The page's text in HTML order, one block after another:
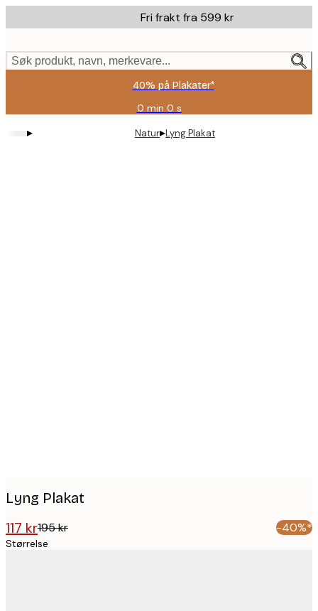
to
content.
Fri frakt fra 599 kr
Søk produkt, navn, merkevare...
40% på Plakater*
0 min 0 s
Gyldig
til
og
▸ Natur▸Lyng Plakat
Lyng Plakat
117 kr195 kr -40%*
Størrelse